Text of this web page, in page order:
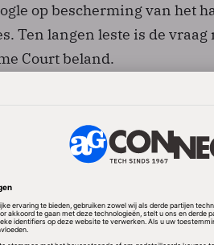
op bescherming van het
Ten langen leste is de
Court beland.
dat googlen bij uitstek het
beschrijft; geen ander woord
publiek staat googlen gelijk
die term niet meer